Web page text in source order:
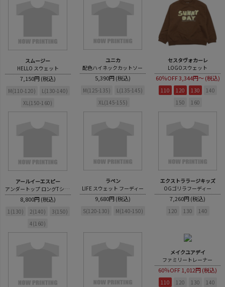
スムージー
HELLO スウェット
7,150円 (税込)
M(110-120)
L(130-140)
XL(150-160)
ユニカ
配色ハイネックカットソー
5,390円 (税込)
M(125-135)
L(135-145)
XL(145-155)
セスタヴォカーレ
LOGOスウェット
60％OFF3,344円～ (税込)
110 120 130
140
150
160
アールイーエスピー
アンダートップ ロングTシャツ
8,800円 (税込)
1(130) 2(140)
3(150)
4(160)
ラペン
LIFE スウェット フーディー
9,680円 (税込)
S(120-130) M(140-150)
エクストララージキッズ
OGゴリラフーディー
7,260円 (税込)
120 130 140
メイクユアデイ
ファミリートレーナー
60％OFF1,012円 (税込)
110 120 130
140